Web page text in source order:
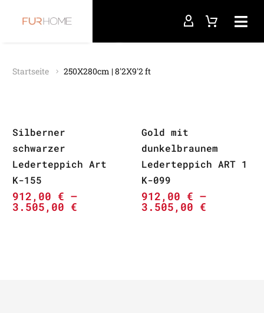
Startseite 250X280cm | 8'2X9'2 ft
Silberner
schwarzer
Lederteppich Art
K-155
912,00 € –
3.505,00 €
Gold mit
dunkelbraunem
Lederteppich ART 1
K-099
912,00 € –
3.505,00 €